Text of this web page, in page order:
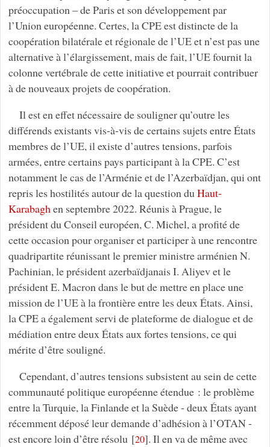
préoccupation – de Paris et son développement par
l’Union européenne. Certes, la CPE est distincte de la
coopération bilatérale et régionale de l’UE et n’est pas une
alternative à l’élargissement, mais de fait, l’UE fournit la
colonne vertébrale de cette initiative et pourrait contribuer
à de nouveaux projets de coopération.
Il est en effet nécessaire de souligner qu’outre les
différends existants vis-à-vis de certains sujets entre États
membres de l’UE, il existe d’autres tensions, parfois
armées, entre certains pays participant à la CPE. C’est
notamment le cas de l’Arménie et de l’Azerbaïdjan, qui ont
repris les hostilités autour de la question duHaut-
Karabaghen septembre 2022. Réunis à Prague, le
président du Conseil européen, C. Michel, a profité de
cette occasion pour organiser et participer à une rencontre
quadripartite réunissant le premier ministre arménien N.
Pachinian, le président azerbaïdjanais I. Aliyev et le
président E. Macron dans le but de mettre en place une
mission de l’UE à la frontière entre les deux États. Ainsi,
la CPE a également servi de plateforme de dialogue et de
médiation entre deux États aux fortes tensions, ce qui
mérite d’être souligné.
Cependant, d’autres tensions subsistent au sein de cette
communauté politique européenne étendue : le problème
entre la Turquie, la Finlande et la Suède - deux États ayant
récemment déposé leur demande d’adhésion à l’OTAN -
est encore loin d’être résolu[20]. Il en va de même avec